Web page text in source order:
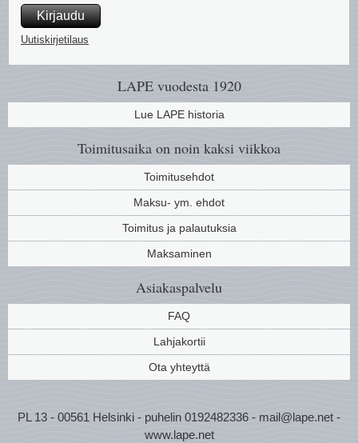
LAPE vuodesta 1920
Lue LAPE historia
Toimitusaika on noin kaksi viikkoa
Toimitusehdot
Maksu- ym. ehdot
Toimitus ja palautuksia
Maksaminen
Asiakaspalvelu
FAQ
Lahjakortii
Ota yhteyttä
Kirjaudu
Uutiskirjetilaus
PL 13 - 00561 Helsinki - puhelin 0192482336 - mail@lape.net -
www.lape.net